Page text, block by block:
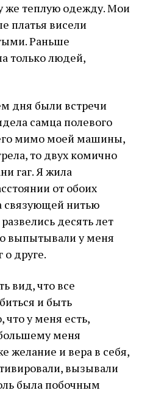
же теплую одежду. Мои
платья висели
Раньше
только людей,
дня были встречи
самца полевого
мимо моей машины,
то двух комично
гаг. Я жила
от обоих
связующей нитью
десять лет
выпытывали у меня
друге.
вид, что все
и быть
что у меня есть,
меня
желание и вера в себя,
вызывали
была побочным